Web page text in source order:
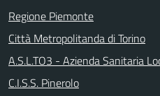
Regione Piemonte
Città Metropolitanda di Torino
A.S.L.TO3 - Azienda Sanitaria
C.I.S.S. Pinerolo